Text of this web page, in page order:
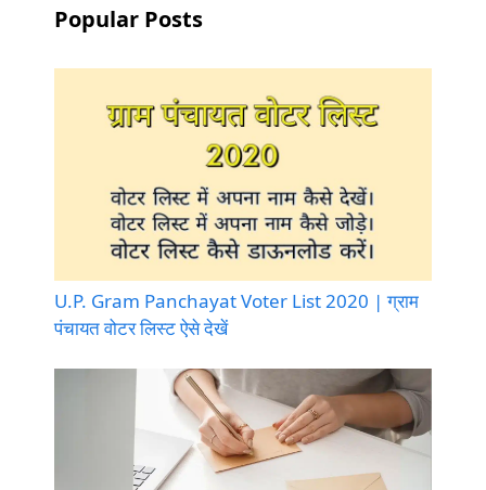
Popular Posts
U.P. Gram Panchayat Voter List 2020 | ग्राम
पंचायत वोटर लिस्ट ऐसे देखें